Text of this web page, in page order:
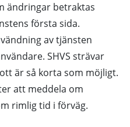
ändringar betraktas
första sida.
av tjänsten
SHVS strävar
är så korta som möjligt.
att meddela om
rimlig tid i förväg.